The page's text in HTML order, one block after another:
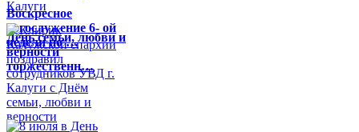
Воскресное
богослужение 6- ой
недели по …
День семьи, любви и
верности
торжественн…